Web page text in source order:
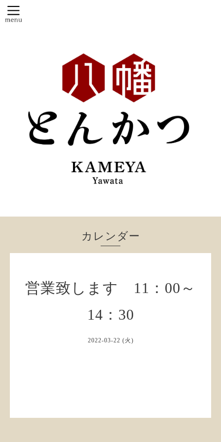
カレンダー
営業致します 11：00～
14：30
2022-03-22 (火)